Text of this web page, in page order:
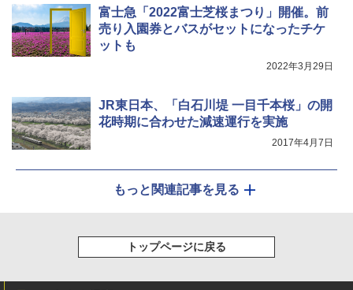
￥3,680
富士急「2022富士芝桜まつり」開催。前
売り入園券とバスがセットになったチケ
ットも
2022年3月29日
JR東日本、「白石川堤 一目千本桜」の開
花時期に合わせた減速運行を実施
2017年4月7日
もっと関連記事を見る
トップページに戻る